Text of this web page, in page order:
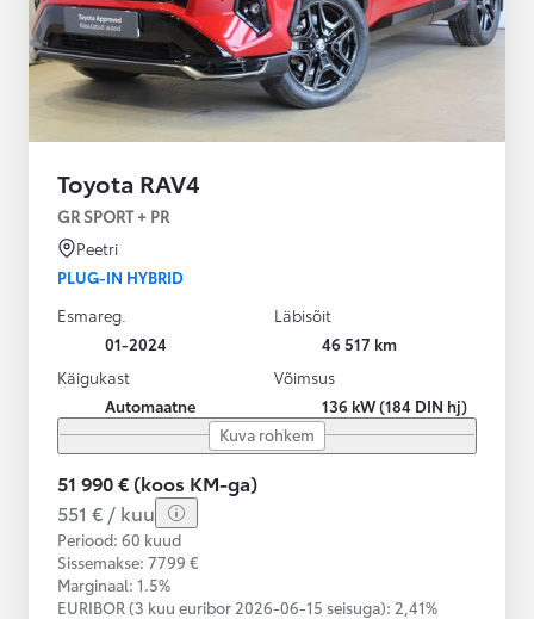
Toyota RAV4
GR SPORT + PR
Peetri
PLUG-IN HYBRID
Esmareg.
01-2024
Läbisõit
46 517 km
Käigukast
Automaatne
Võimsus
136 kW (184 DIN hj)
Kuva rohkem
51 990 € (koos KM-ga)
551 € / kuu
Periood: 60 kuud
Sissemakse: 7799 €
Marginaal: 1.5%
EURIBOR (3 kuu euribor 2026-06-15 seisuga): 2,41%